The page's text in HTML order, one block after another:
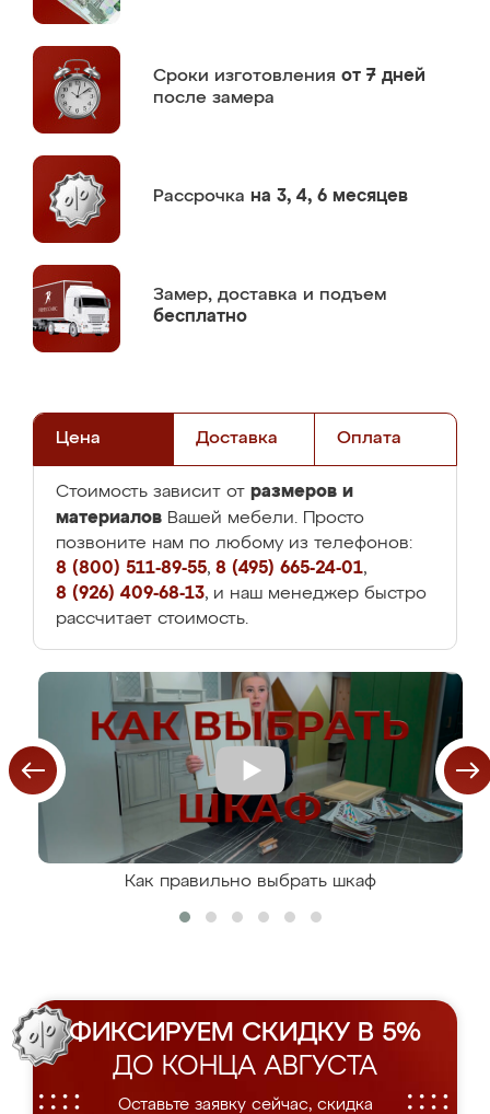
Сроки изготовления от 7 дней
после замера
Рассрочка на 3, 4, 6 месяцев
Замер, доставка и подъем
бесплатно
Цена Доставка Оплата
Стоимость зависит от размеров и
материалов Вашей мебели. Просто
позвоните нам по любому из телефонов:
8 (800) 511-89-55, 8 (495) 665-24-01,
8 (926) 409-68-13, и наш менеджер быстро
рассчитает стоимость.
Как правильно выбрать шкаф
ФИКСИРУЕМ СКИДКУ В 5%
ДО КОНЦА АВГУСТА
Оставьте заявку сейчас, скидка